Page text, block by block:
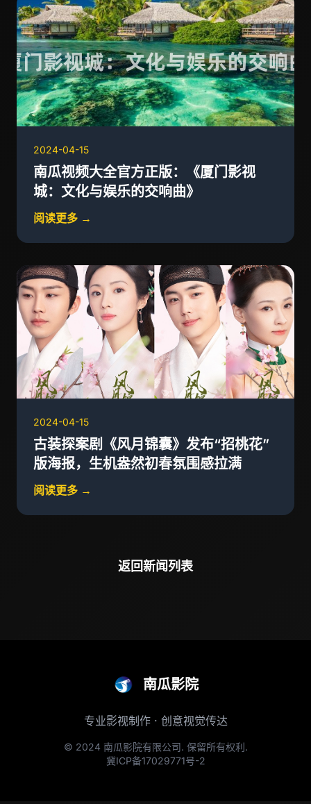
2024-04-15
南瓜视频大全官方正版：《厦门影视
城：文化与娱乐的交响曲》
阅读更多 →
2024-04-15
古装探案剧《风月锦囊》发布“招桃花”
版海报，生机盎然初春氛围感拉满
阅读更多 →
返回新闻列表
南瓜影院
专业影视制作 · 创意视觉传达
© 2024 南瓜影院有限公司. 保留所有权利.
冀ICP备17029771号-2